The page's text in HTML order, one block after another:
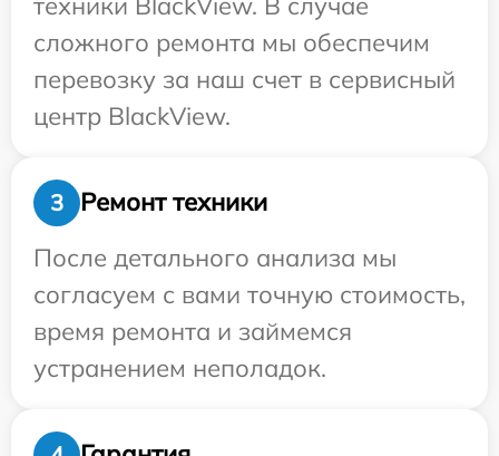
сложного ремонта мы обеспечим
перевозку за наш счет в сервисный
центр BlackView.
3
Ремонт техники
После детального анализа мы
согласуем с вами точную стоимость,
время ремонта и займемся
устранением неполадок.